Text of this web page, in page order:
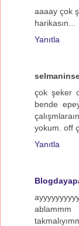
aaaay çok
harikasın...
Yanıtla
çok şeker
bende
yokum. off
Yanıtla